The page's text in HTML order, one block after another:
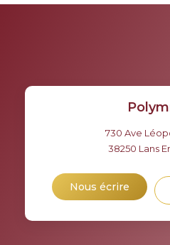
730 Ave
38250 Lans
Nous écrire